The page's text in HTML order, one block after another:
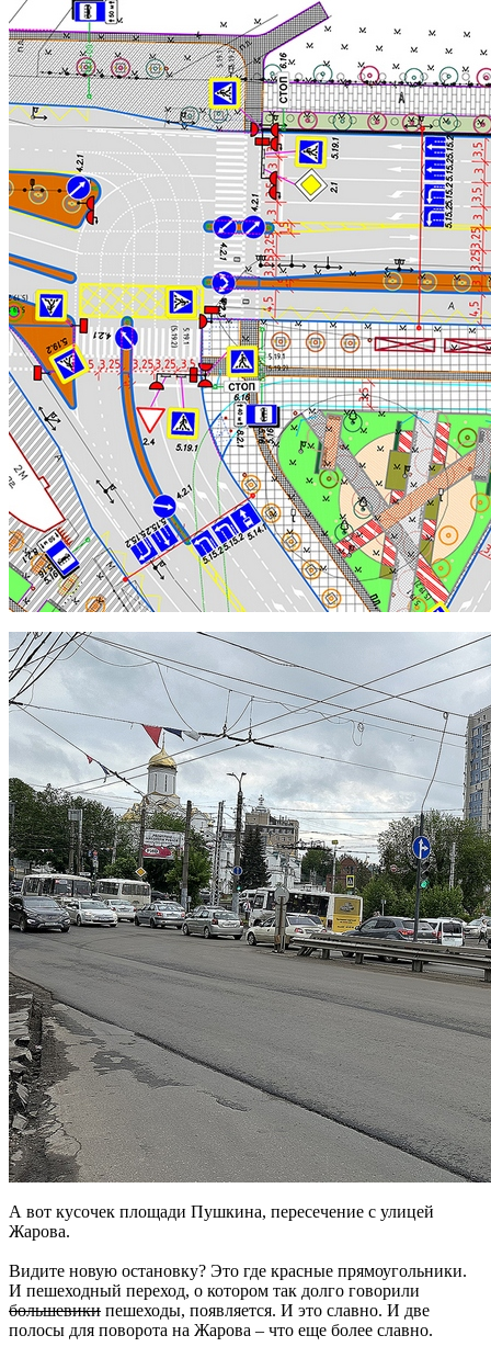
А вот кусочек площади Пушкина, пересечение с улицей
Жарова.
Видите новую остановку? Это где красные прямоугольники.
И пешеходный переход, о котором так долго говорили
большевики пешеходы, появляется. И это славно. И две
полосы для поворота на Жарова – что еще более славно.